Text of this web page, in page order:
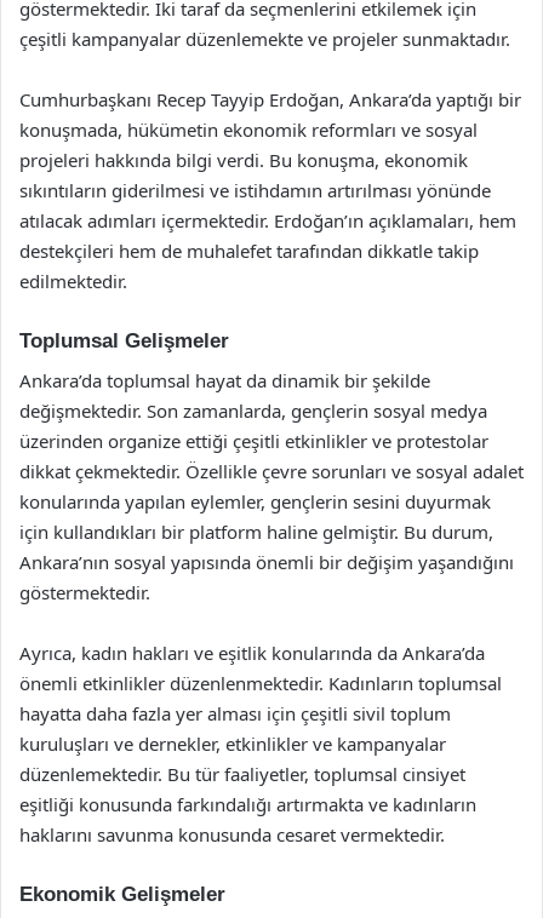
göstermektedir. İki taraf da seçmenlerini etkilemek için
çeşitli kampanyalar düzenlemekte ve projeler sunmaktadır.
Cumhurbaşkanı Recep Tayyip Erdoğan, Ankara’da yaptığı bir
konuşmada, hükümetin ekonomik reformları ve sosyal
projeleri hakkında bilgi verdi. Bu konuşma, ekonomik
sıkıntıların giderilmesi ve istihdamın artırılması yönünde
atılacak adımları içermektedir. Erdoğan’ın açıklamaları, hem
destekçileri hem de muhalefet tarafından dikkatle takip
edilmektedir.
Toplumsal Gelişmeler
Ankara’da toplumsal hayat da dinamik bir şekilde
değişmektedir. Son zamanlarda, gençlerin sosyal medya
üzerinden organize ettiği çeşitli etkinlikler ve protestolar
dikkat çekmektedir. Özellikle çevre sorunları ve sosyal adalet
konularında yapılan eylemler, gençlerin sesini duyurmak
için kullandıkları bir platform haline gelmiştir. Bu durum,
Ankara’nın sosyal yapısında önemli bir değişim yaşandığını
göstermektedir.
Ayrıca, kadın hakları ve eşitlik konularında da Ankara’da
önemli etkinlikler düzenlenmektedir. Kadınların toplumsal
hayatta daha fazla yer alması için çeşitli sivil toplum
kuruluşları ve dernekler, etkinlikler ve kampanyalar
düzenlemektedir. Bu tür faaliyetler, toplumsal cinsiyet
eşitliği konusunda farkındalığı artırmakta ve kadınların
haklarını savunma konusunda cesaret vermektedir.
Ekonomik Gelişmeler